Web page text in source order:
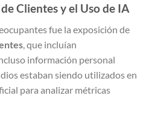
Clientes y el Uso de IA
fue la exposición de
, que incluían
información personal
estaban siendo utilizados en
para analizar métricas